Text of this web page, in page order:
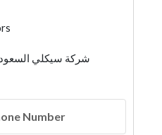
شركة سيكلي
Number